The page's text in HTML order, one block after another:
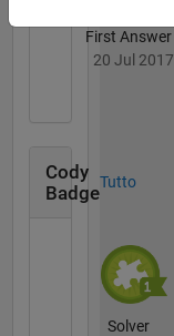
First Answer
20 Jul 2017
Cody
Badge
Tutto
Solver